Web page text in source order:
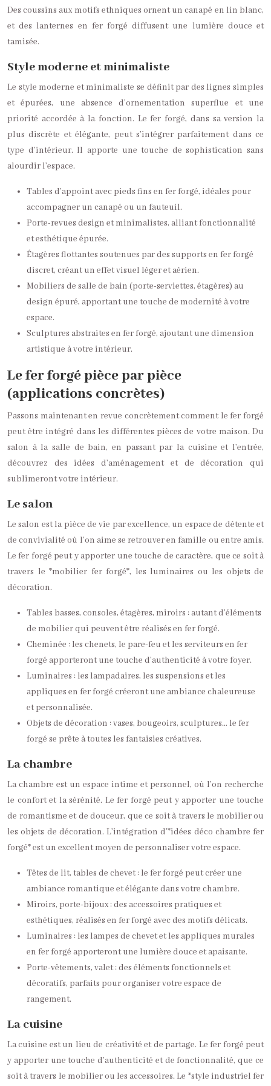
Des coussins aux motifs ethniques ornent un canapé en lin blanc,
et des lanternes en fer forgé diffusent une lumière douce et
tamisée.
Style moderne et minimaliste
Le style moderne et minimaliste se définit par des lignes simples
et épurées, une absence d’ornementation superflue et une
priorité accordée à la fonction. Le fer forgé, dans sa version la
plus discrète et élégante, peut s’intégrer parfaitement dans ce
type d’intérieur. Il apporte une touche de sophistication sans
alourdir l’espace.
Tables d’appoint avec pieds fins en fer forgé, idéales pour
accompagner un canapé ou un fauteuil.
Porte-revues design et minimalistes, alliant fonctionnalité
et esthétique épurée.
Étagères flottantes soutenues par des supports en fer forgé
discret, créant un effet visuel léger et aérien.
Mobiliers de salle de bain (porte-serviettes, étagères) au
design épuré, apportant une touche de modernité à votre
espace.
Sculptures abstraites en fer forgé, ajoutant une dimension
artistique à votre intérieur.
Le fer forgé pièce par pièce
(applications concrètes)
Passons maintenant en revue concrètement comment le fer forgé
peut être intégré dans les différentes pièces de votre maison. Du
salon à la salle de bain, en passant par la cuisine et l’entrée,
découvrez des idées d’aménagement et de décoration qui
sublimeront votre intérieur.
Le salon
Le salon est la pièce de vie par excellence, un espace de détente et
de convivialité où l’on aime se retrouver en famille ou entre amis.
Le fer forgé peut y apporter une touche de caractère, que ce soit à
travers le *mobilier fer forgé*, les luminaires ou les objets de
décoration.
Tables basses, consoles, étagères, miroirs : autant d’éléments
de mobilier qui peuvent être réalisés en fer forgé.
Cheminée : les chenets, le pare-feu et les serviteurs en fer
forgé apporteront une touche d’authenticité à votre foyer.
Luminaires : les lampadaires, les suspensions et les
appliques en fer forgé créeront une ambiance chaleureuse
et personnalisée.
Objets de décoration : vases, bougeoirs, sculptures… le fer
forgé se prête à toutes les fantaisies créatives.
La chambre
La chambre est un espace intime et personnel, où l’on recherche
le confort et la sérénité. Le fer forgé peut y apporter une touche
de romantisme et de douceur, que ce soit à travers le mobilier ou
les objets de décoration. L’intégration d’*idées déco chambre fer
forgé* est un excellent moyen de personnaliser votre espace.
Têtes de lit, tables de chevet : le fer forgé peut créer une
ambiance romantique et élégante dans votre chambre.
Miroirs, porte-bijoux : des accessoires pratiques et
esthétiques, réalisés en fer forgé avec des motifs délicats.
Luminaires : les lampes de chevet et les appliques murales
en fer forgé apporteront une lumière douce et apaisante.
Porte-vêtements, valet : des éléments fonctionnels et
décoratifs, parfaits pour organiser votre espace de
rangement.
La cuisine
La cuisine est un lieu de créativité et de partage. Le fer forgé peut
y apporter une touche d’authenticité et de fonctionnalité, que ce
soit à travers le mobilier ou les accessoires. Le *style industriel fer